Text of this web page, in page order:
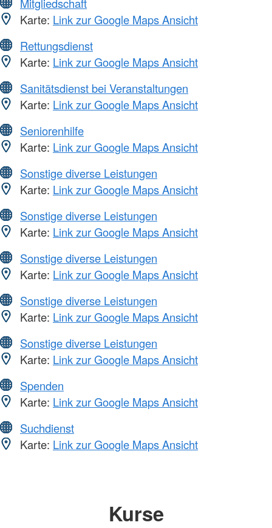
Karte: Link zur Google Maps Ansicht
Rettungsdienst
Karte: Link zur Google Maps Ansicht
Sanitätsdienst bei Veranstaltungen
Karte: Link zur Google Maps Ansicht
Seniorenhilfe
Karte: Link zur Google Maps Ansicht
Sonstige diverse Leistungen
Karte: Link zur Google Maps Ansicht
Sonstige diverse Leistungen
Karte: Link zur Google Maps Ansicht
Sonstige diverse Leistungen
Karte: Link zur Google Maps Ansicht
Sonstige diverse Leistungen
Karte: Link zur Google Maps Ansicht
Sonstige diverse Leistungen
Karte: Link zur Google Maps Ansicht
Spenden
Karte: Link zur Google Maps Ansicht
Suchdienst
Karte: Link zur Google Maps Ansicht
Kurse